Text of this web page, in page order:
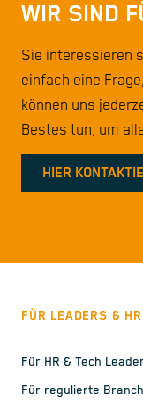
WIR SIND
Sie interessieren
einfach eine
können uns
Bestes tun, um
HIER
FÜR LEADERS & HR
Für HR & Tech
Für regulierte